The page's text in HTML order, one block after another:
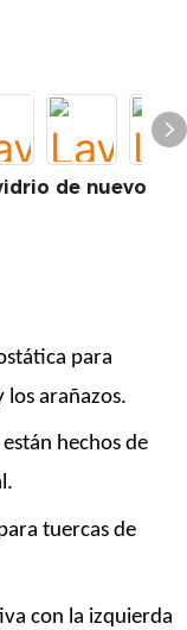
de nuevo
para
arañazos.
hechos de
tuercas de
con la izquierda